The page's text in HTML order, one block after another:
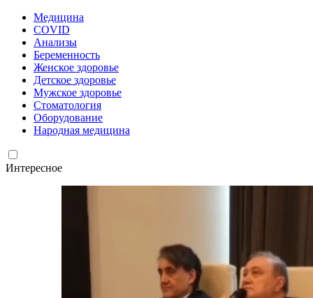
Медицина
COVID
Анализы
Беременность
Женское здоровье
Детское здоровье
Мужское здоровье
Стоматология
Оборудование
Народная медицина
Интересное